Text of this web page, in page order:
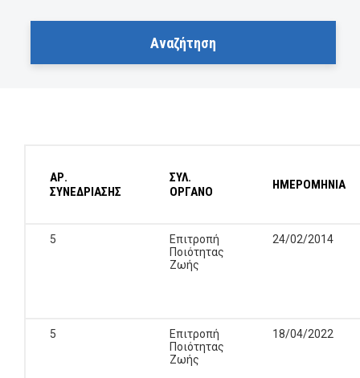
ΑΡ.
ΣΥΝΕΔΡΙΑΣΗΣ
ΣΥΛ.
ΟΡΓΑΝΟ
ΗΜΕΡΟΜΗΝΙΑ
5
Επιτροπή
Ποιότητας
Ζωής
24/02/2014
5
Επιτροπή
Ποιότητας
Ζωής
18/04/2022